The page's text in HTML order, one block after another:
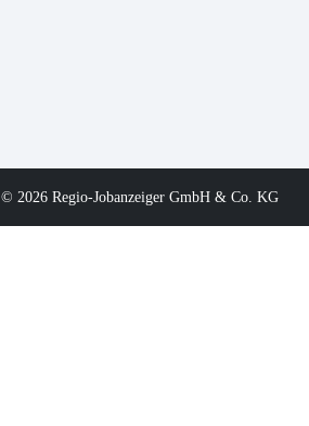
© 2026 Regio-Jobanzeiger GmbH & Co. KG